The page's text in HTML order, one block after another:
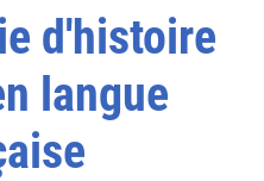
d'histoire
langue